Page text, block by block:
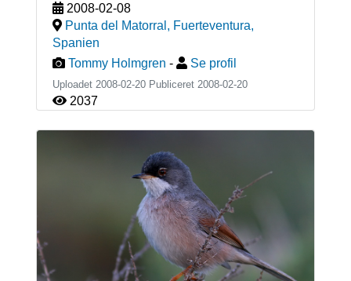
2008-02-08
Punta del Matorral, Fuerteventura,
Spanien
Tommy Holmgren - Se profil
Uploadet 2008-02-20 Publiceret 2008-02-20
2037